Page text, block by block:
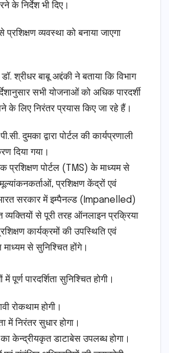
के निर्देश भी दिए।
प्रशिक्षण व्यवस्था को बनाया जाएगा
श्रीधर बाबू अद्दंकी ने बताया कि विभाग
सभी योजनाओं को अधिक पारदर्शी
के लिए निरंतर प्रयास किए जा रहे हैं।
दुमका द्वारा पोर्टल की कार्यप्रणाली
दिया गया।
प्रशिक्षण पोर्टल (TMS) के माध्यम से
प्रशिक्षण केंद्रों एवं
सरकार में इम्पैनल्ड (Impanelled)
से पूरी तरह ऑनलाइन प्रक्रिया
कार्यक्रमों की उपस्थिति एवं
से सुनिश्चित होंगे।
पूर्ण पारदर्शिता सुनिश्चित होगी।
रोकथाम होगी।
में निरंतर सुधार होगा।
का केन्द्रीयकृत डाटाबेस उपलब्ध होगा।